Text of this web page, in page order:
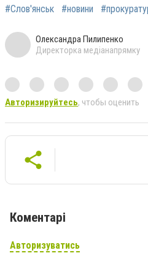
#Слов'янськ #новини
Олександра Пилипенко
Директорка медіанапрямку
Авторизируйтесь, чтобы оценить
Коментарі
Авторизуватись